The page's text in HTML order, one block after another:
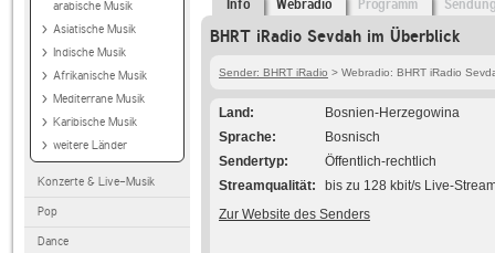
arabische Musik
Asiatische Musik
Indische Musik
Afrikanische Musik
Mediterrane Musik
Karibische Musik
weitere Länder
Konzerte & Live-Musik
Pop
Dance
Info Webradio Programm
BHRT iRadio Sevdah im Überblick
Sender: BHRT iRadio > Webradio: BHRT iRadio
Land
Bosnien-Herzegowina
Sprache
Bosnisch
Sendertyp
Öffentlich-rechtlich
Streamqualität
bis zu 128 kbit/s Live-
Zur Website des Senders